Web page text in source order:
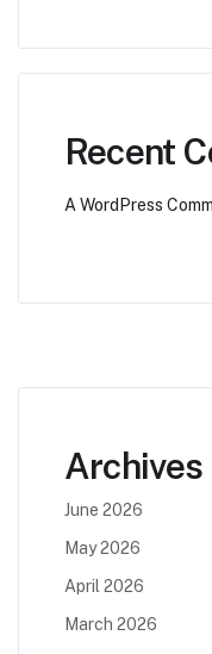
Recent
A WordPress
Archives
June 2026
May 2026
April 2026
March 2026